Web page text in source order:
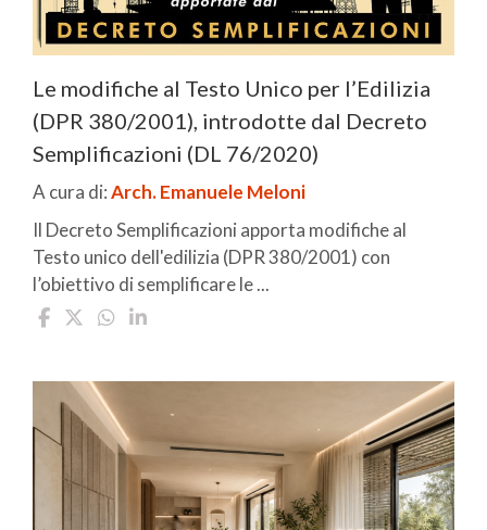
Le modifiche al Testo Unico per l’Edilizia
(DPR 380/2001), introdotte dal Decreto
Semplificazioni (DL 76/2020)
A cura di:Arch. Emanuele Meloni
Il Decreto Semplificazioni apporta modifiche al
Testo unico dell'edilizia (DPR 380/2001) con
l’obiettivo di semplificare le ...